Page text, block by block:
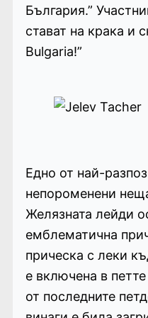
България.”
стават на крака и
Bulgaria!”
Едно от най-
непороменени
Желязната лейди
емблематична
прическа с леки
е включена в
от последните